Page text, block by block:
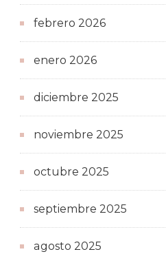
febrero 2026
enero 2026
diciembre 2025
noviembre 2025
octubre 2025
septiembre 2025
agosto 2025